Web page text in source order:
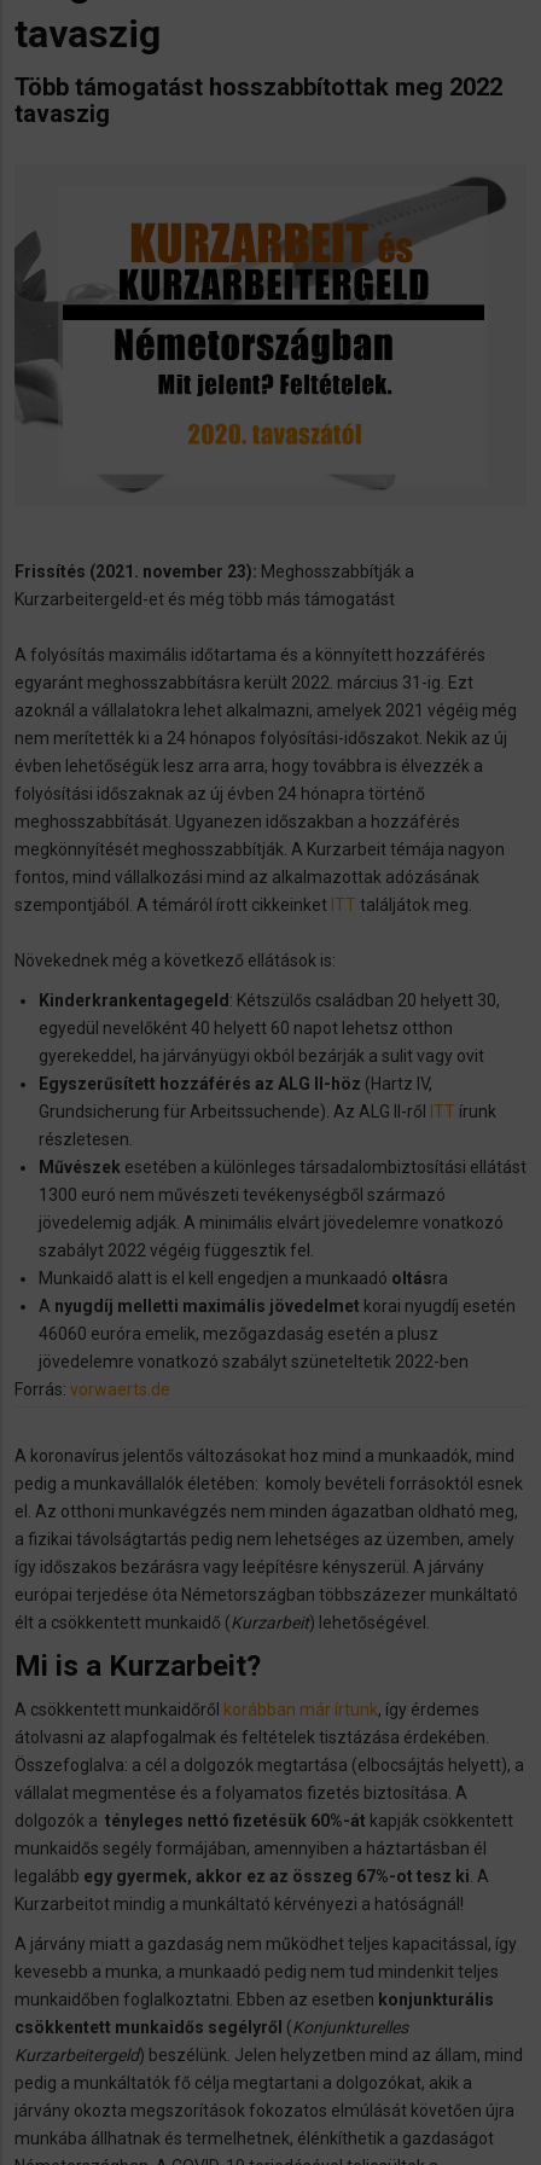
tavaszig
Több támogatást hosszabbítottak meg 2022
tavaszig
Frissítés (2021. november 23): Meghosszabbítják a
Kurzarbeitergeld-et és még több más támogatást
A folyósítás maximális időtartama és a könnyített hozzáférés
egyaránt meghosszabbításra került 2022. március 31-ig. Ezt
azoknál a vállalatokra lehet alkalmazni, amelyek 2021 végéig még
nem merítették ki a 24 hónapos folyósítási-időszakot. Nekik az új
évben lehetőségük lesz arra arra, hogy továbbra is élvezzék a
folyósítási időszaknak az új évben 24 hónapra történő
meghosszabbítását. Ugyanezen időszakban a hozzáférés
megkönnyítését meghosszabbítják. A Kurzarbeit témája nagyon
fontos, mind vállalkozási mind az alkalmazottak adózásának
szempontjából. A témáról írott cikkeinket ITT találjátok meg.
Növekednek még a következő ellátások is:
Kinderkrankentagegeld : Kétszülős családban 20 helyett 30,
egyedül nevelőként 40 helyett 60 napot lehetsz otthon
gyerekeddel, ha járványügyi okból bezárják a sulit vagy ovit
Egyszerűsített hozzáférés az ALG II-höz (Hartz IV,
Grundsicherung für Arbeitssuchende). Az ALG II-ről
ITT írunk
részletesen.
Művészek esetében a különleges társadalombiztosítási ellátást
1300 euró nem művészeti tevékenységből származó
jövedelemig adják. A minimális elvárt jövedelemre vonatkozó
szabályt 2022 végéig függesztik fel.
Munkaidő alatt is el kell engedjen a munkaadó oltásra
A nyugdíj melletti maximális jövedelmet korai nyugdíj esetén
46060 euróra emelik, mezőgazdaság esetén a plusz
jövedelemre vonatkozó szabályt szüneteltetik 2022-ben
Forrás: vorwaerts.de
A koronavírus jelentős változásokat hoz mind a munkaadók, mind
pedig a munkavállalók életében: komoly bevételi forrásoktól esnek
el. Az otthoni munkavégzés nem minden ágazatban oldható meg,
a fizikai távolságtartás pedig nem lehetséges az üzemben, amely
így időszakos bezárásra vagy leépítésre kényszerül. A járvány
európai terjedése óta Németországban többszázezer munkáltató
élt a csökkentett munkaidő (Kurzarbeit) lehetőségével.
Mi is a Kurzarbeit?
A csökkentett munkaidőről korábban már írtunk, így érdemes
átolvasni az alapfogalmak és feltételek tisztázása érdekében.
Összefoglalva: a cél a dolgozók megtartása (elbocsájtás helyett), a
vállalat megmentése és a folyamatos fizetés biztosítása. A
dolgozók a tényleges nettó fizetésük 60%-át kapják csökkentett
munkaidős segély formájában, amennyiben a háztartásban él
legalább egy gyermek, akkor ez az összeg 67%-ot tesz ki . A
Kurzarbeitot mindig a munkáltató kérvényezi a hatóságnál!
A járvány miatt a gazdaság nem működhet teljes kapacitással, így
kevesebb a munka, a munkaadó pedig nem tud mindenkit teljes
munkaidőben foglalkoztatni. Ebben az esetben konjunkturális
csökkentett munkaidős segélyről (Konjunkturelles
Kurzarbeitergeld) beszélünk. Jelen helyzetben mind az állam, mind
pedig a munkáltatók fő célja megtartani a dolgozókat, akik a
járvány okozta megszorítások fokozatos elmúlását követően újra
munkába állhatnak és termelhetnek, élénkíthetik a gazdaságot